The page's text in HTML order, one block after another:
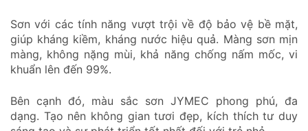
Sơn với các tính năng vượt trội về độ bảo vệ bề mặt,
giúp kháng kiềm, kháng nước hiệu quả. Màng sơn mịn
màng, không nặng mùi, khả năng chống nấm mốc, vi
khuẩn lên đến 99%.
Bên cạnh đó, màu sắc sơn JYMEC phong phú, đa
dạng. Tạo nên không gian tươi đẹp, kích thích tư duy